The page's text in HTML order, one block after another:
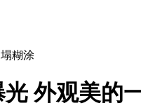
外观美的